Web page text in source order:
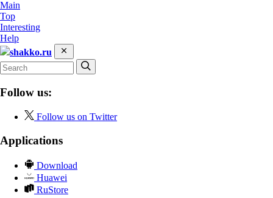
Main
Top
Interesting
Help
shakko.ru
Follow us:
Follow us on Twitter
Applications
Download
Huawei
RuStore